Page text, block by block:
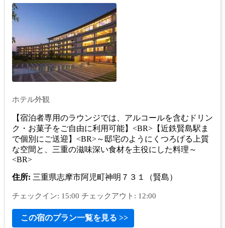
ホテル外観
【宿泊者専用のラウンジでは、アルコールを含むドリン
ク・お菓子をご自由に利用可能】<BR>【近鉄賢島駅ま
で個別にご送迎】<BR>～邸宅のようにくつろげる上質
な空間と、三重の滋味深い食材を主役にした料理～
<BR>
住所: 三重県志摩市阿児町神明７３１（賢島）
チェックイン: 15:00 チェックアウト: 12:00
この宿のプラン一覧を見る >>